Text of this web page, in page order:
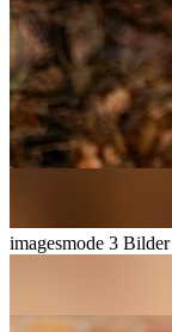
imagesmode 3 Bilder